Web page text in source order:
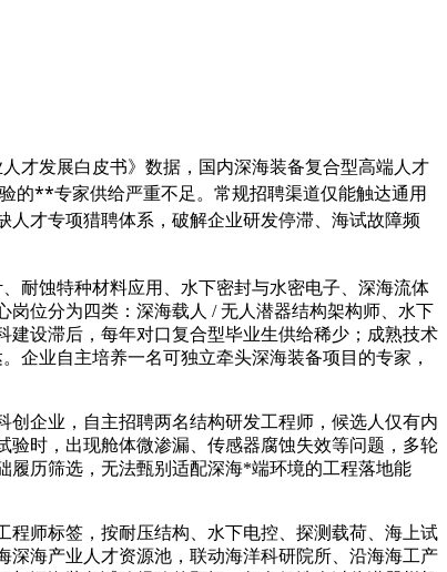
才发展白皮书》数据，国内深海装备复合型高端人才
的**专家供给严重不足。常规招聘渠道仅能触达通用
才专项猎聘体系，破解企业研发停滞、海试故障频
耐蚀特种材料应用、水下密封与水密电子、深海流体
位分为四类：深海载人 / 无人潜器结构架构师、水下
设滞后，每年对口复合型毕业生供给稀少；成熟技术
企业自主培养一名可独立牵头深海装备项目的专家，
企业，自主招聘两名结构研发工程师，候选人仅有内
时，出现舱体微渗漏、传感器腐蚀失效等问题，多轮
履历筛选，无法甄别适配深海*端环境的工程落地能
师标签，按耐压结构、水下电控、探测载荷、海上试
海产业人才资源池，联动海洋科研院所、沿海海工产